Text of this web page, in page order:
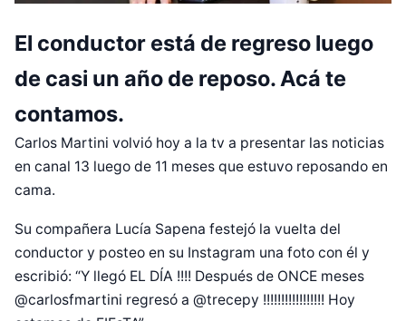
El conductor está de regreso luego
de casi un año de reposo. Acá te
contamos.
Carlos Martini volvió hoy a la tv a presentar las noticias
en canal 13 luego de 11 meses que estuvo reposando en
cama.
Su compañera Lucía Sapena festejó la vuelta del
conductor y posteo en su Instagram una foto con él y
escribió: “Y llegó EL DÍA !!!! Después de ONCE meses
@carlosfmartini regresó a @trecepy !!!!!!!!!!!!!!!!! Hoy